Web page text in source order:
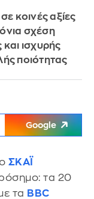
κοινές αξίες
σχέση
ισχυρής
ποιότητας
Google
ΣΚΑΪ
τα 20
τα BBC